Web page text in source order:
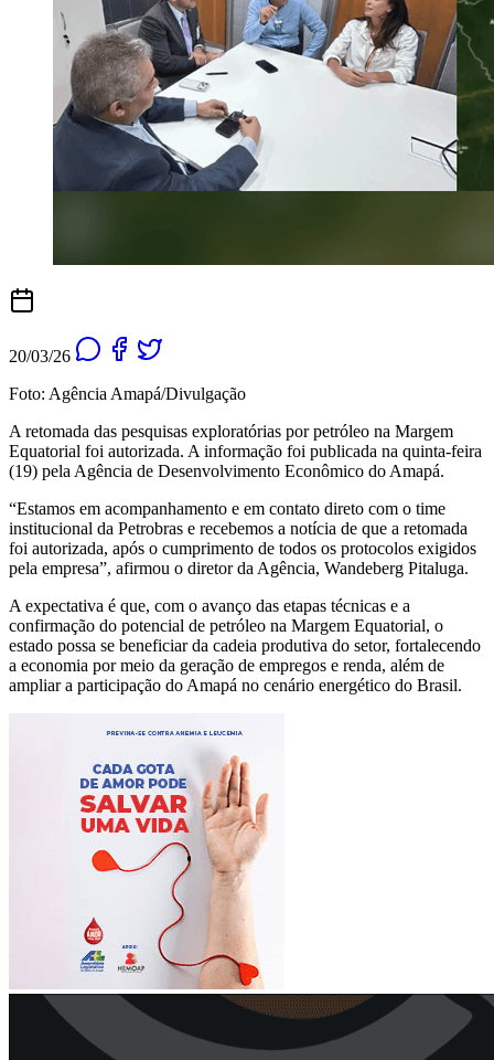
20/03/26
Foto: Agência Amapá/Divulgação
A retomada das pesquisas exploratórias por petróleo na Margem
Equatorial foi autorizada. A informação foi publicada na quinta-feira
(19) pela Agência de Desenvolvimento Econômico do Amapá.
“Estamos em acompanhamento e em contato direto com o time
institucional da Petrobras e recebemos a notícia de que a retomada
foi autorizada, após o cumprimento de todos os protocolos exigidos
pela empresa”, afirmou o diretor da Agência, Wandeberg Pitaluga.
A expectativa é que, com o avanço das etapas técnicas e a
confirmação do potencial de petróleo na Margem Equatorial, o
estado possa se beneficiar da cadeia produtiva do setor, fortalecendo
a economia por meio da geração de empregos e renda, além de
ampliar a participação do Amapá no cenário energético do Brasil.